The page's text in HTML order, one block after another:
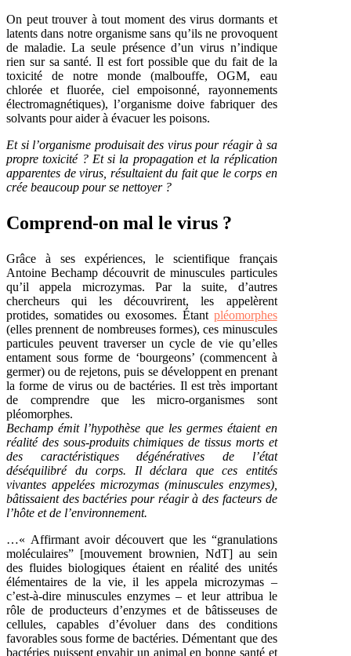
On peut trouver à tout moment des virus dormants et
latents dans notre organisme sans qu’ils ne provoquent
de maladie. La seule présence d’un virus n’indique
rien sur sa santé. Il est fort possible que du fait de la
toxicité de notre monde (malbouffe, OGM, eau
chlorée et fluorée, ciel empoisonné, rayonnements
électromagnétiques), l’organisme doive fabriquer des
solvants pour aider à évacuer les poisons.
Et si l’organisme produisait des virus pour réagir à sa
propre toxicité ? Et si la propagation et la réplication
apparentes de virus, résultaient du fait que le corps en
crée beaucoup pour se nettoyer ?
Comprend-on mal le virus ?
Grâce à ses expériences, le scientifique français
Antoine Bechamp découvrit de minuscules particules
qu’il appela microzymas. Par la suite, d’autres
chercheurs qui les découvrirent, les appelèrent
protides, somatides ou exosomes. Étant pléomorphes
(elles prennent de nombreuses formes), ces minuscules
particules peuvent traverser un cycle de vie qu’elles
entament sous forme de ‘bourgeons’ (commencent à
germer) ou de rejetons, puis se développent en prenant
la forme de virus ou de bactéries. Il est très important
de comprendre que les micro-organismes sont
pléomorphes.
Bechamp émit l’hypothèse que les germes étaient en
réalité des sous-produits chimiques de tissus morts et
des caractéristiques dégénératives de l’état
déséquilibré du corps. Il déclara que ces entités
vivantes appelées microzymas (minuscules enzymes),
bâtissaient des bactéries pour réagir à des facteurs de
l’hôte et de l’environnement.
…« Affirmant avoir découvert que les “granulations
moléculaires” [mouvement brownien, NdT] au sein
des fluides biologiques étaient en réalité des unités
élémentaires de la vie, il les appela microzymas –
c’est-à-dire minuscules enzymes – et leur attribua le
rôle de producteurs d’enzymes et de bâtisseuses de
cellules, capables d’évoluer dans des conditions
favorables sous forme de bactéries. Démentant que des
bactéries puissent envahir un animal en bonne santé et